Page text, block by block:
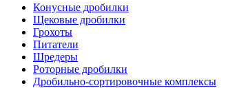
Конусные дробилки
Щековые дробилки
Грохоты
Питатели
Шредеры
Роторные дробилки
Дробильно-сортировочные комплексы